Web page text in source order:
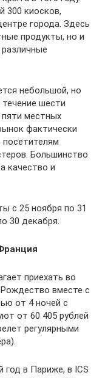
300 киосков,
города. Здесь
продукты, но и
небольшой, но
шести
пяти местных
фактически
Большинство
качество и
с 25 ноября по 31
30 декабря.
приехать во
вместе с
от 4 ночей с
от 60 405 рублей
регулярными
год в Париже, в ICS